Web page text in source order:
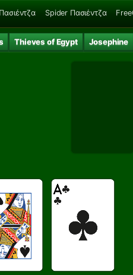
Πασιέντζα Spider Πασιέντζα
Thieves of Egypt Josephine